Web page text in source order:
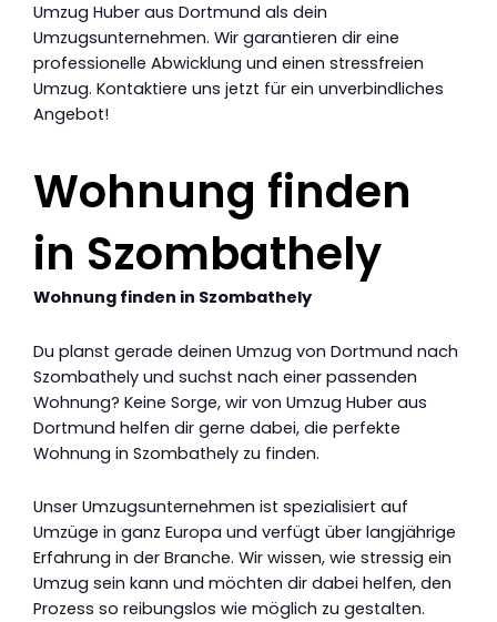
Umzug Huber aus Dortmund als dein
Umzugsunternehmen. Wir garantieren dir eine
professionelle Abwicklung und einen stressfreien
Umzug. Kontaktiere uns jetzt für ein unverbindliches
Angebot!
Wohnung finden
in Szombathely
Wohnung finden in Szombathely
Du planst gerade deinen Umzug von Dortmund nach
Szombathely und suchst nach einer passenden
Wohnung? Keine Sorge, wir von Umzug Huber aus
Dortmund helfen dir gerne dabei, die perfekte
Wohnung in Szombathely zu finden.
Unser Umzugsunternehmen ist spezialisiert auf
Umzüge in ganz Europa und verfügt über langjährige
Erfahrung in der Branche. Wir wissen, wie stressig ein
Umzug sein kann und möchten dir dabei helfen, den
Prozess so reibungslos wie möglich zu gestalten.